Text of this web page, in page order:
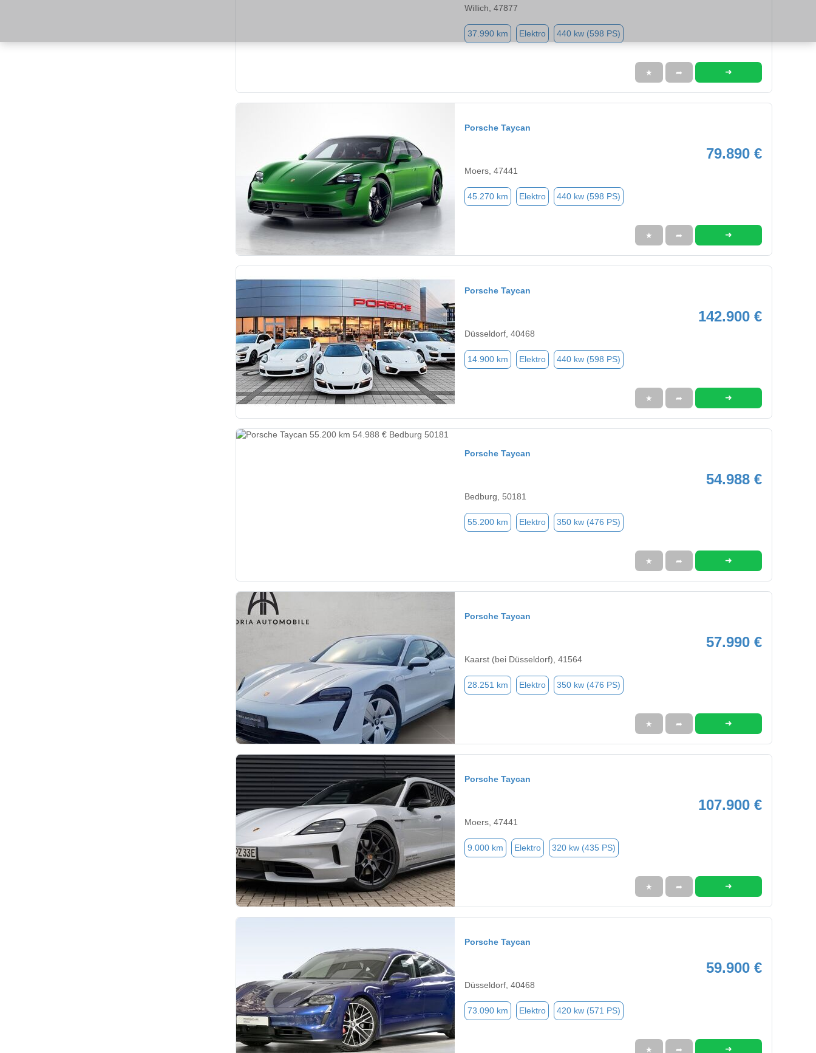
Willich, 47877
37.990 km Elektro 440 kw (598 PS)
★ ➦ ➜
Porsche Taycan
79.890 €
Moers, 47441
45.270 km Elektro 440 kw (598 PS)
★ ➦ ➜
Porsche Taycan
142.900 €
Düsseldorf, 40468
14.900 km Elektro 440 kw (598 PS)
★ ➦ ➜
Porsche Taycan
54.988 €
Bedburg, 50181
55.200 km Elektro 350 kw (476 PS)
★ ➦ ➜
Porsche Taycan
57.990 €
Kaarst (bei Düsseldorf), 41564
28.251 km Elektro 350 kw (476 PS)
★ ➦ ➜
Porsche Taycan
107.900 €
Moers, 47441
9.000 km Elektro 320 kw (435 PS)
★ ➦ ➜
Porsche Taycan
59.900 €
Düsseldorf, 40468
73.090 km Elektro 420 kw (571 PS)
★ ➦ ➜